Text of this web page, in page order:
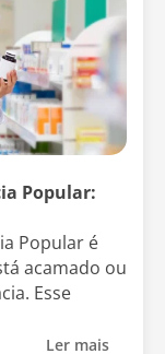
Popular:
Popular é
acamado ou
Esse
Ler mais